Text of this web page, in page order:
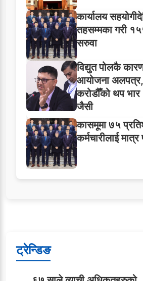
कार्यालय
तहसम्मका गरी
सरुवा
विद्युत पोलकै
आयोजना अलपत्र,
करोडौँको थप भार
जैसी
कासमूमा ७५
कर्मचारीलाई मात्र
ट्रेन्डिङ